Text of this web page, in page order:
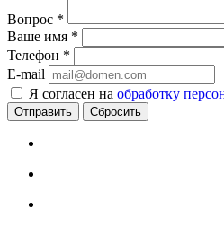
Вопрос *
Ваше имя *
Телефон *
E-mail
Я согласен на обработку
Сбросить